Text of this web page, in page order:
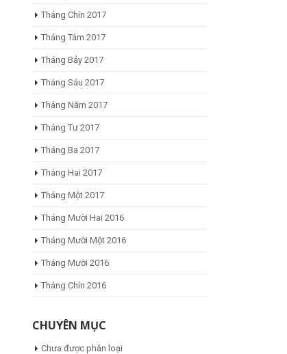
Tháng Chín 2017
Tháng Tám 2017
Tháng Bảy 2017
Tháng Sáu 2017
Tháng Năm 2017
Tháng Tư 2017
Tháng Ba 2017
Tháng Hai 2017
Tháng Một 2017
Tháng Mười Hai 2016
Tháng Mười Một 2016
Tháng Mười 2016
Tháng Chín 2016
CHUYÊN MỤC
Chưa được phân loại